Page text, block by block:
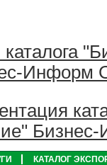
Информ
КАТАЛОГ